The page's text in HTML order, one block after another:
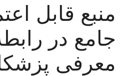
منبع قابل
جامع در
معرفی